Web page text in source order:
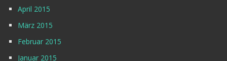
April 2015
März 2015
Februar 2015
Januar 2015